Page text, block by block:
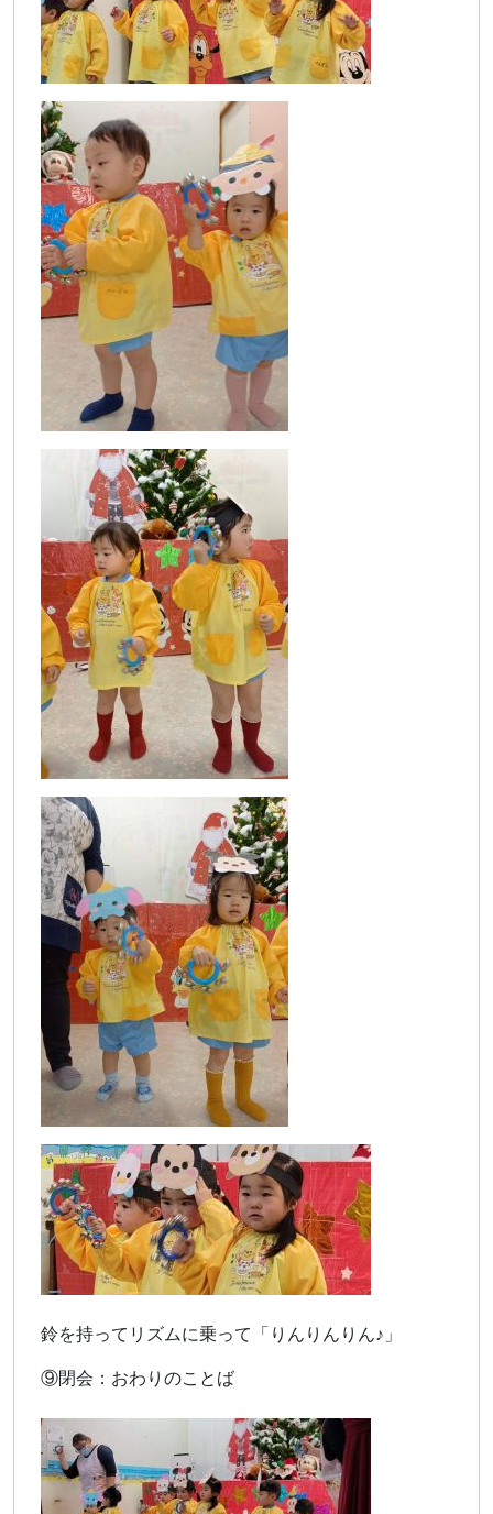
鈴を持ってリズムに乗って「りんりんりん♪」
⑨閉会：おわりのことば